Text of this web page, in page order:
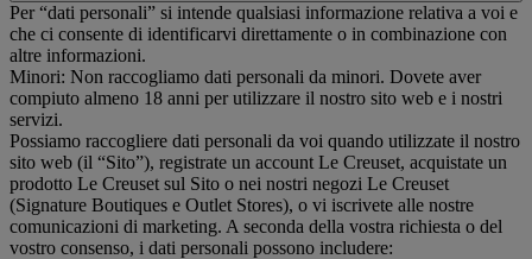
Per “dati personali” si intende qualsiasi informazione relativa a voi e
che ci consente di identificarvi direttamente o in combinazione con
altre informazioni.
Minori: Non raccogliamo dati personali da minori. Dovete aver
compiuto almeno 18 anni per utilizzare il nostro sito web e i nostri
servizi.
Possiamo raccogliere dati personali da voi quando utilizzate il nostro
sito web (il “Sito”), registrate un account Le Creuset, acquistate un
prodotto Le Creuset sul Sito o nei nostri negozi Le Creuset
(Signature Boutiques e Outlet Stores), o vi iscrivete alle nostre
comunicazioni di marketing. A seconda della vostra richiesta o del
vostro consenso, i dati personali possono includere: